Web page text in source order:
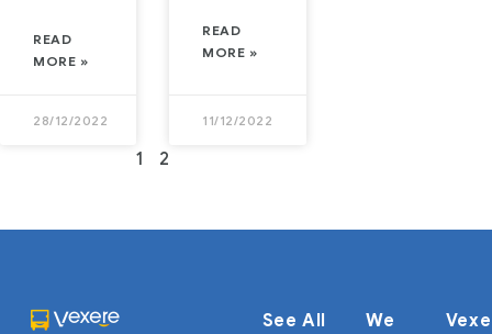
READ
MORE »
28/12/2022
READ
MORE »
11/12/2022
1 2
See All
We